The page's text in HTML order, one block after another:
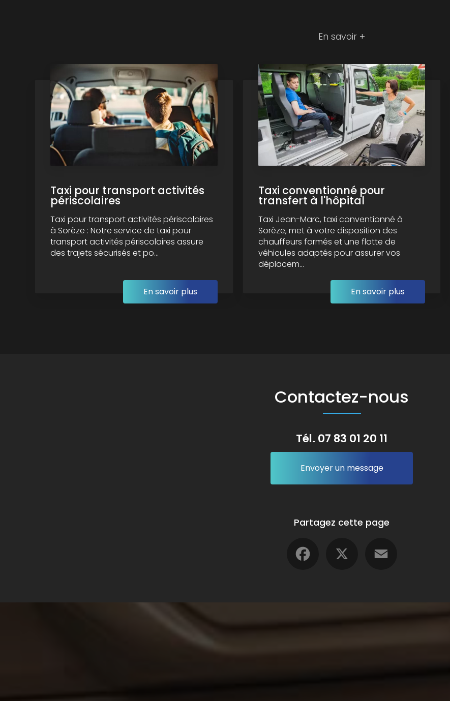
En savoir +
Taxi pour transport activités
périscolaires
Taxi pour transport activités périscolaires
à Sorèze : Notre service de taxi pour
transport activités périscolaires assure
des trajets sécurisés et po...
En savoir plus
Taxi conventionné pour
transfert à l'hôpital
Taxi Jean-Marc, taxi conventionné à
Sorèze, met à votre disposition des
chauffeurs formés et une flotte de
véhicules adaptés pour assurer vos
déplacem...
En savoir plus
Contactez-nous
Tél. 07 83 01 20 11
Envoyer un message
Partagez cette page